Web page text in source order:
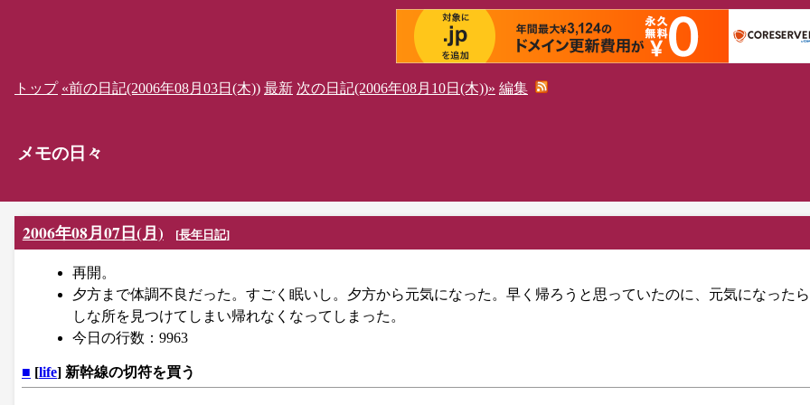
トップ «前の日記(2006年08月03日(木)) 最新 次の日記(2006年08月10日(木))» 編集
メモの日々
2006年08月07日(月) [長年日記]
再開。
夕方まで体調不良だった。すごく眠いし。夕方から元気になった。早く帰ろうと思っていたのに、元気になった
しな所を見つけてしまい帰れなくなってしまった。
今日の行数：9963
■ [life] 新幹線の切符を買う